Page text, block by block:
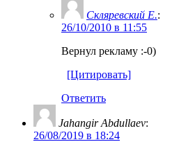
Скляревский Е.:
26/10/2010 в 11:55
Вернул рекламу :-0)
[Цитировать]
Ответить
Jahangir Abdullaev:
26/08/2019 в 18:24